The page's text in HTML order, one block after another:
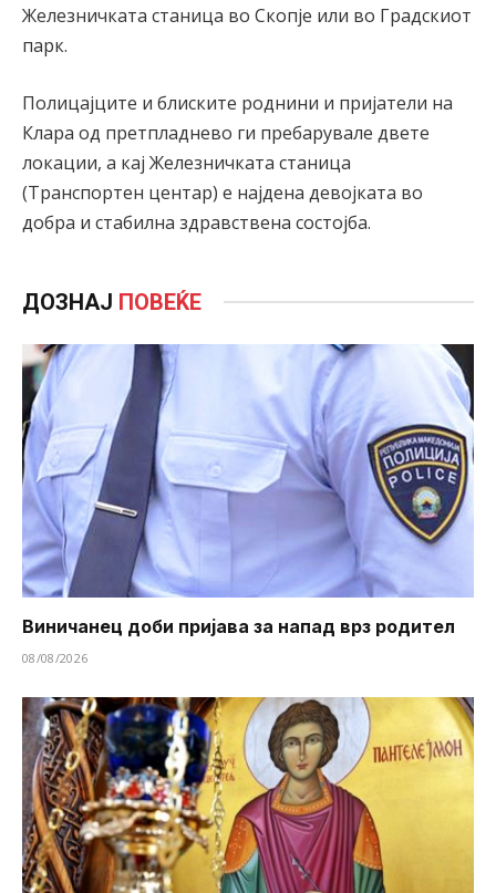
Железничката станица во Скопје или во Градскиот
парк.
Полицајците и блиските роднини и пријатели на
Клара од претпладнево ги пребарувале двете
локации, а кај Железничката станица
(Транспортен центар) е најдена девојката во
добра и стабилна здравствена состојба.
ДОЗНАЈ ПОВЕЌЕ
Виничанец доби пријава за напад врз родител
08/08/2026